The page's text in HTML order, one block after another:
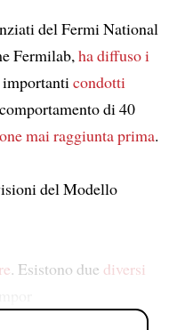
del Fermi National
Fermilab,ha diffuso i
condotti
di 40
mai raggiunta prima.
del Modello
. Esistono due diversi